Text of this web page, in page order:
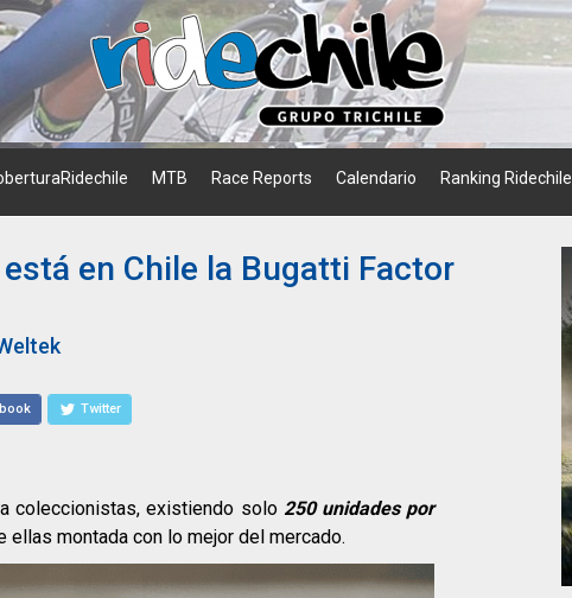
MTB Race Reports Calendario Ranking Ridechile
en Chile la Bugatti Factor
Twitter
coleccionistas, existiendo solo 250 unidades por
ellas montada con lo mejor del mercado.